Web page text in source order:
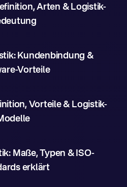
Arten & Logistik-
Kundenbindung &
Vorteile
Vorteile & Logistik-
Maße, Typen & ISO-
erklärt